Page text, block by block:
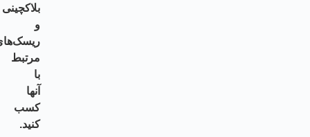
بلاکچینی
ریسک‌های
مرتبط
با
آنها
کسب
کنید.